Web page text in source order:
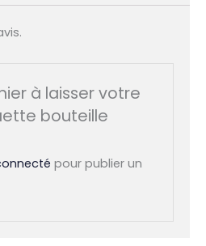
à laisser votre
bouteille
pour publier un